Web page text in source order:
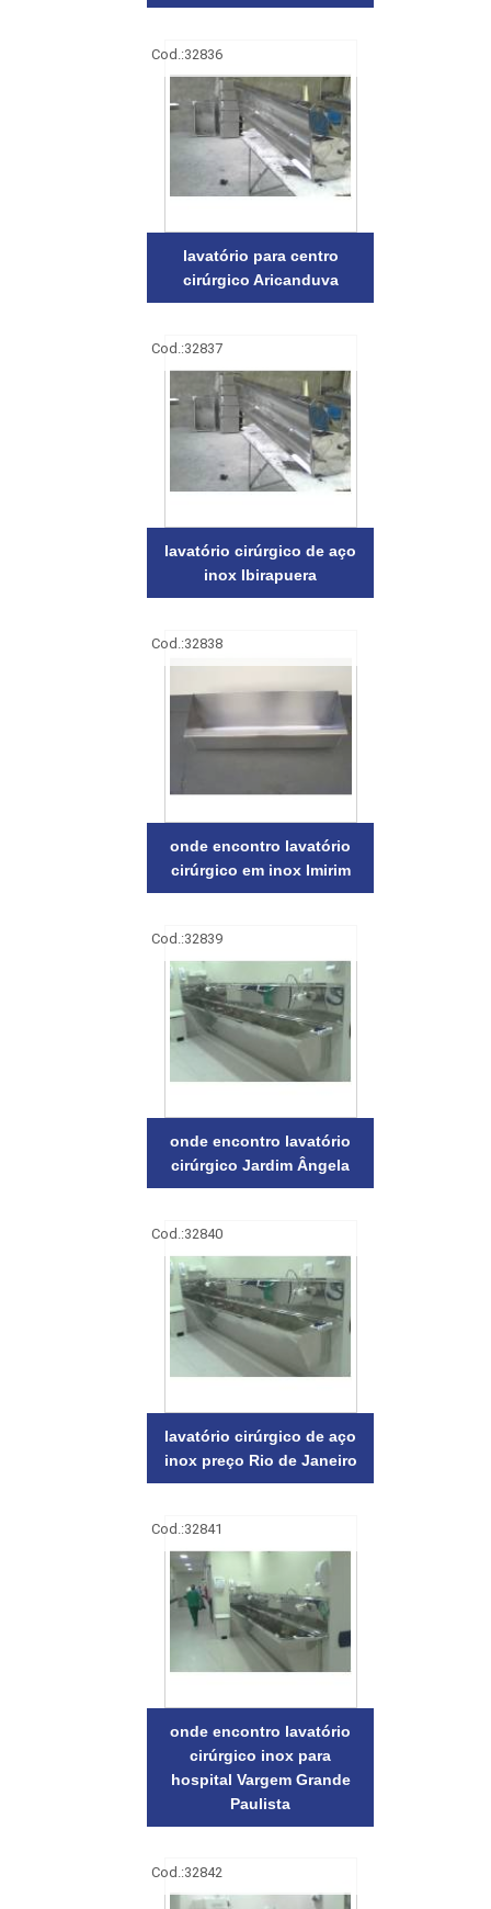
Cod.:32836
lavatório para centro
cirúrgico Aricanduva
Cod.:32837
lavatório cirúrgico de aço
inox Ibirapuera
Cod.:32838
onde encontro lavatório
cirúrgico em inox Imirim
Cod.:32839
onde encontro lavatório
cirúrgico Jardim Ângela
Cod.:32840
lavatório cirúrgico de aço
inox preço Rio de Janeiro
Cod.:32841
onde encontro lavatório
cirúrgico inox para
hospital Vargem Grande
Paulista
Cod.:32842